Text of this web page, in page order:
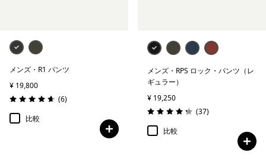
メンズ・R1 パンツ
¥ 19,800
評価: 4.7 / 5
(6レビュー
)
比較
メンズ・RPS ロック・パンツ（レ
ギュラー）
¥ 19,250
評価: 4.2 / 5
(37レビュー
)
比較